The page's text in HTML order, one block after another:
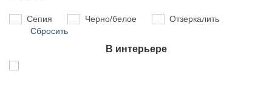
Сепия Черно/белое
Отзеркалить
Сбросить
В интерьере